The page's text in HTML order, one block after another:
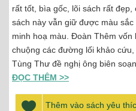
rất tốt, bìa gốc, lõi sách rất
sách này vẫn giữ được màu
minh hoạ màu. Đoàn Thêm
chuộng các đường lối khảo
Tùng Thư đề nghị ông biên
ĐỌC THÊM >>
Thêm vào sách yêu